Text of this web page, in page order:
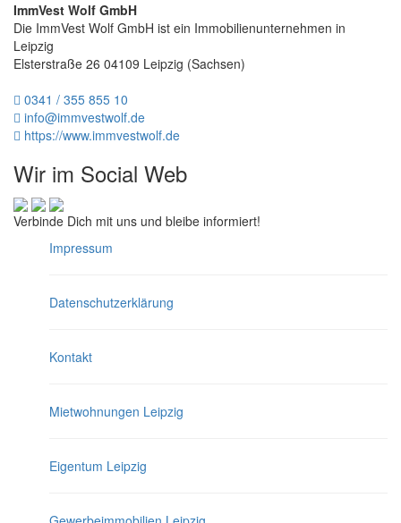
ImmVest Wolf GmbH
Die ImmVest Wolf GmbH ist ein Immobilienunternehmen in
Leipzig
Elsterstraße 26 04109 Leipzig (Sachsen)
0341 / 355 855 10
info@immvestwolf.de
https://www.immvestwolf.de
Wir im Social Web
Verbinde Dich mit uns und bleibe informiert!
Impressum
Datenschutzerklärung
Kontakt
Mietwohnungen Leipzig
Eigentum Leipzig